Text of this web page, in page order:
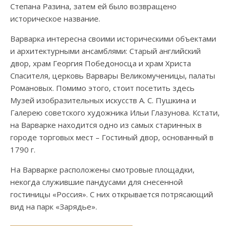
Степана Разина, затем ей было возвращено
историческое название.
Варварка интересна своими историческими объектами
и архитектурными ансамблями: Старый английский
двор, храм Георгия Победоносца и храм Христа
Спасителя, церковь Варвары Великомученицы, палаты
Романовых. Помимо этого, стоит посетить здесь
Музей изобразительных искусств А. С. Пушкина и
Галерею советского художника Ильи Глазунова. Кстати,
на Варварке находится одно из самых старинных в
городе торговых мест – Гостиный двор, основанный в
1790 г.
На Варварке расположены смотровые площадки,
некогда служившие пандусами для снесенной
гостиницы «Россия». С них открывается потрясающий
вид на парк «Зарядье».